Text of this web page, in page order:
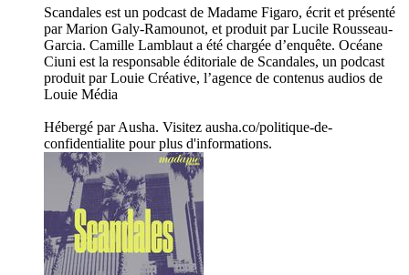
Scandales est un podcast de Madame Figaro, écrit et présenté
par Marion Galy-Ramounot, et produit par Lucile Rousseau-
Garcia. Camille Lamblaut a été chargée d’enquête. Océane
Ciuni est la responsable éditoriale de Scandales, un podcast
produit par Louie Créative, l’agence de contenus audios de
Louie Média
Hébergé par Ausha. Visitez ausha.co/politique-de-
confidentialite pour plus d'informations.